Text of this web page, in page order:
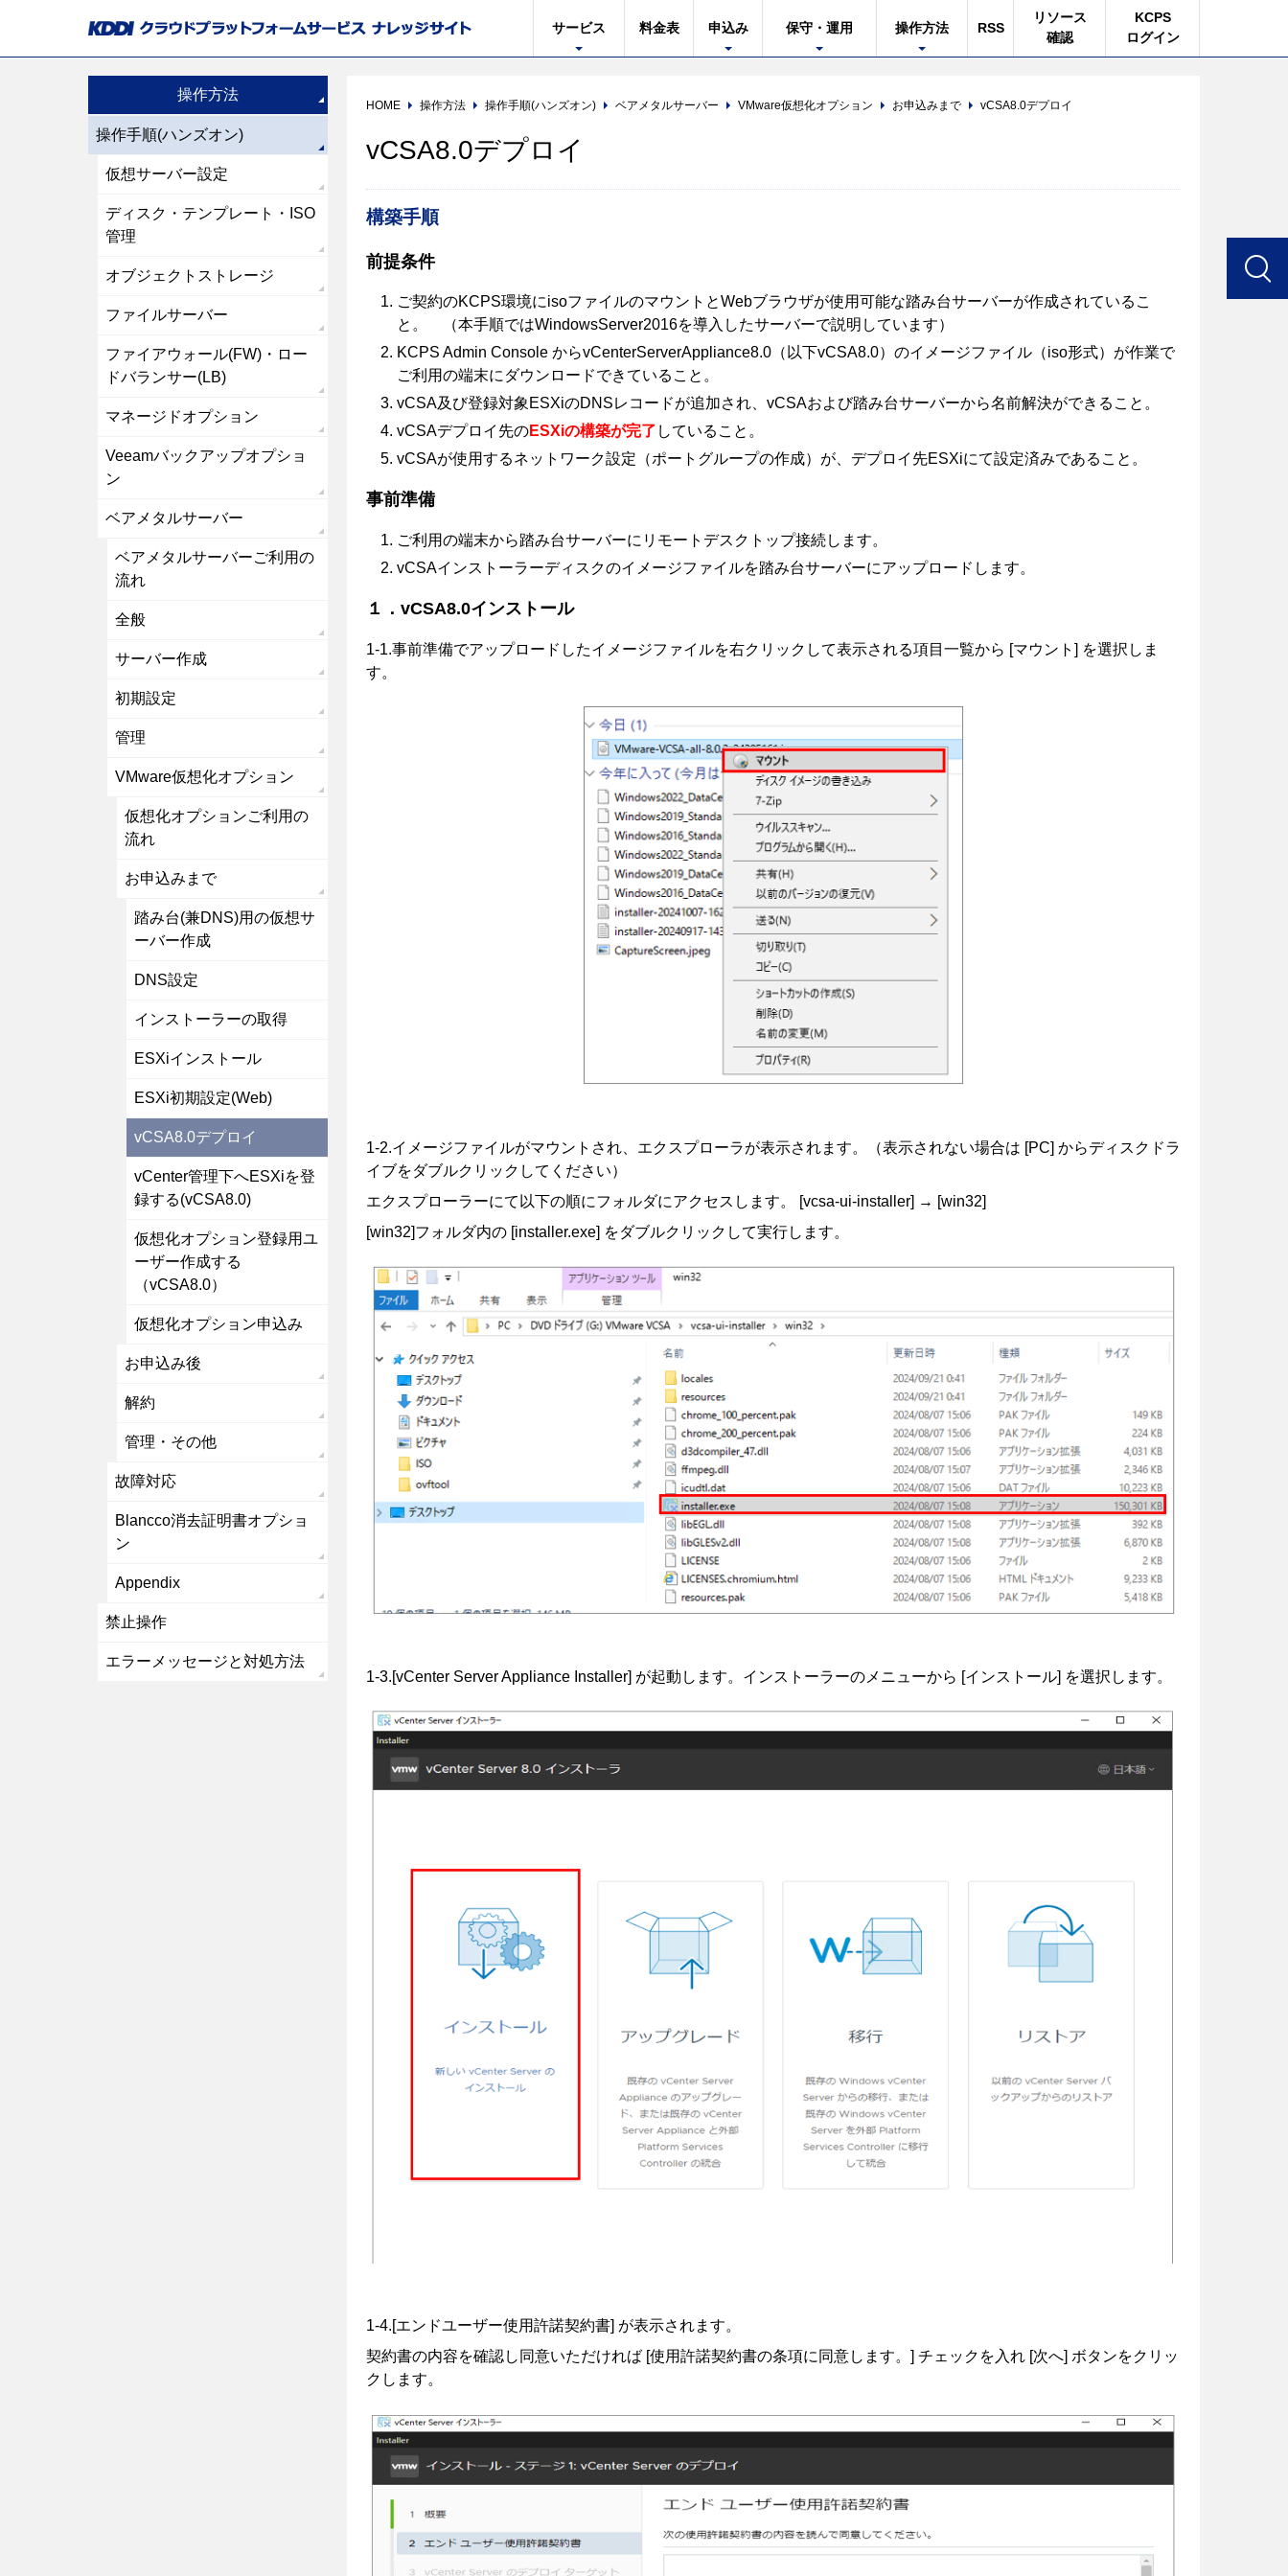
サービス 料金表 申込み 保守・運用 操作方法 RSS
リソース
確認
KCPS
ログイン
HOME 操作方法 操作手順(ハンズオン) ベアメタルサーバー VMware仮想化オプション お申込みまで vCSA8.0デプロイ
vCSA8.0デプロイ
構築手順
前提条件
ご契約のKCPS環境にisoファイルのマウントとWebブラウザが使用可能な踏み台サーバーが作成されているこ
と。 （本手順ではWindowsServer2016を導入したサーバーで説明しています）
KCPS Admin Console からvCenterServerAppliance8.0（以下vCSA8.0）のイメージファイル（iso形式）が作業で
ご利用の端末にダウンロードできていること。
vCSA及び登録対象ESXiのDNSレコードが追加され、vCSAおよび踏み台サーバーから名前解決ができること。
vCSAデプロイ先のESXiの構築が完了 していること。
vCSAが使用するネットワーク設定（ポートグループの作成）が、デプロイ先ESXiにて設定済みであること。
事前準備
ご利用の端末から踏み台サーバーにリモートデスクトップ接続します。
vCSAインストーラーディスクのイメージファイルを踏み台サーバーにアップロードします。
１．vCSA8.0インストール
1-1.事前準備でアップロードしたイメージファイルを右クリックして表示される項目一覧から [マウント] を選択しま
す。
1-2.イメージファイルがマウントされ、エクスプローラが表示されます。（表示されない場合は [PC] からディスクドラ
イブをダブルクリックしてください）
エクスプローラーにて以下の順にフォルダにアクセスします。 [vcsa-ui-installer] → [win32]
[win32]フォルダ内の [installer.exe] をダブルクリックして実行します。
1-3.[vCenter Server Appliance Installer] が起動します。インストーラーのメニューから [インストール] を選択します。
1-4.[エンドユーザー使用許諾契約書] が表示されます。
契約書の内容を確認し同意いただければ [使用許諾契約書の条項に同意します。] チェックを入れ [次へ] ボタンをクリッ
クします。
操作方法
操作手順(ハンズオン)
仮想サーバー設定
ディスク・テンプレート・ISO
管理
オブジェクトストレージ
ファイルサーバー
ファイアウォール(FW)・ロー
ドバランサー(LB)
マネージドオプション
Veeamバックアップオプショ
ン
ベアメタルサーバー
ベアメタルサーバーご利用の
流れ
全般
サーバー作成
初期設定
管理
VMware仮想化オプション
仮想化オプションご利用の
流れ
お申込みまで
踏み台(兼DNS)用の仮想サ
ーバー作成
DNS設定
インストーラーの取得
ESXiインストール
ESXi初期設定(Web)
vCSA8.0デプロイ
vCenter管理下へESXiを登
録する(vCSA8.0)
仮想化オプション登録用ユ
ーザー作成する
（vCSA8.0）
仮想化オプション申込み
お申込み後
解約
管理・その他
故障対応
Blancco消去証明書オプショ
ン
Appendix
禁止操作
エラーメッセージと対処方法